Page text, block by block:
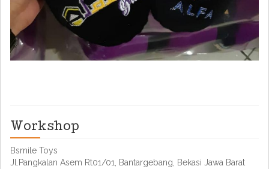
Workshop
Bsmile Toys
Jl.Pangkalan Asem Rt01/01, Bantargebang, Bekasi Jawa Barat